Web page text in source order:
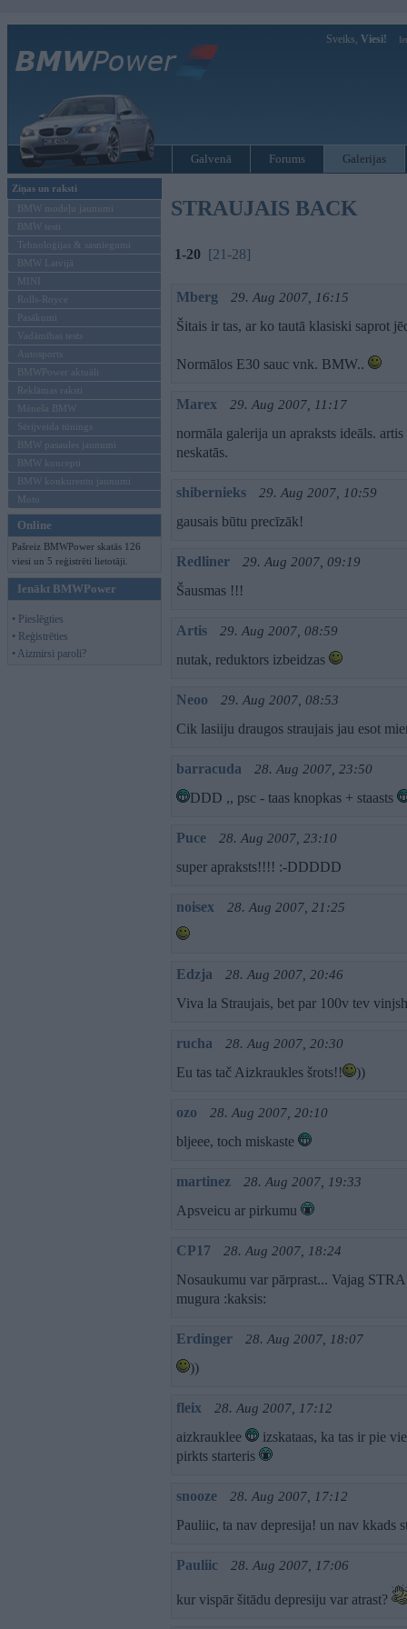
Sveiks, Viesi!
Galvenā Forums Galerijas
Ziņas un raksti
BMW modeļu jaunumi
BMW testi
Tehnoloģijas & sasniegumi
BMW Latvijā
MINI
Rolls-Royce
Pasākumi
Vadāmības tests
Autosports
BMWPower aktuāli
Reklāmas raksti
Mēneša BMW
Sērijveida tūnings
BMW pasaules jaunumi
BMW koncepti
BMW konkurentu jaunumi
Moto
Online
Pašreiz BMWPower skatās 126
viesi un 5 reģistrēti lietotāji.
Ienākt BMWPower
• Pieslēgties
• Reģistrēties
• Aizmirsi paroli?
STRAUJAIS BACK
1-20 [21-28]
Mberg 29. Aug 2007, 16:15
Šitais ir tas, ar ko tautā klasiski saprot
Normālos E30 sauc vnk. BMW..
Marex 29. Aug 2007, 11:17
normāla galerija un apraksts ideāls.
neskatās.
shibernieks 29. Aug 2007, 10:59
gausais būtu precīzāk!
Redliner 29. Aug 2007, 09:19
Šausmas !!!
Artis 29. Aug 2007, 08:59
nutak, reduktors izbeidzas
Neoo 29. Aug 2007, 08:53
Cik lasiiju draugos straujais jau esot
barracuda 28. Aug 2007, 23:50
DDD ,, psc - taas knopkas + staasts
Puce 28. Aug 2007, 23:10
super apraksts!!!! :-DDDDD
noisex 28. Aug 2007, 21:25
Edzja 28. Aug 2007, 20:46
Viva la Straujais, bet par 100v tev
rucha 28. Aug 2007, 20:30
Eu tas tač Aizkraukles šrots!! ))
ozo 28. Aug 2007, 20:10
bljeee, toch miskaste
martinez 28. Aug 2007, 19:33
Apsveicu ar pirkumu
CP17 28. Aug 2007, 18:24
Nosaukumu var pārprast... Vajag
mugura :kaksis:
Erdinger 28. Aug 2007, 18:07
))
fleix 28. Aug 2007, 17:12
aizkrauklee
izskataas, ka tas ir pie
pirkts starteris
snooze 28. Aug 2007, 17:12
Pauliic, ta nav depresija! un nav
Pauliic 28. Aug 2007, 17:06
kur vispār šitādu depresiju var atrast?